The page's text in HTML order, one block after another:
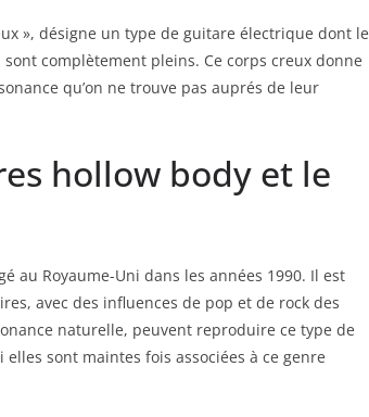
», désigne un type de guitare électrique dont le
complètement pleins. Ce corps creux donne
qu’on ne trouve pas auprés de leur
hollow ​body ⁣et ​le
au Royaume-Uni dans les années 1990. Il est
avec⁤ des influences de pop et de rock des
naturelle, peuvent reproduire‍ ce type de
sont maintes fois associées à ce genre